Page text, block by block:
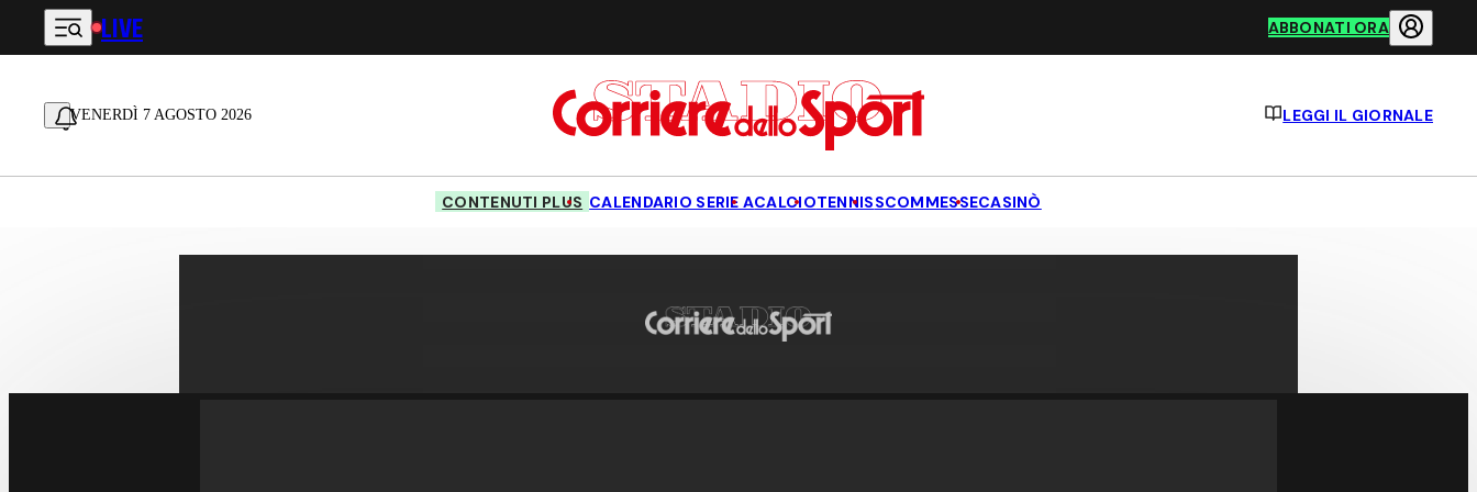
Vai al contenuto principale
LIVE ABBONATI ORA
VENERDÌ 7 AGOSTO 2026 LEGGI IL GIORNALE
CONTENUTI PLUS CALENDARIO SERIE ACALCIOTENNISSCOMMESSECASINÒ